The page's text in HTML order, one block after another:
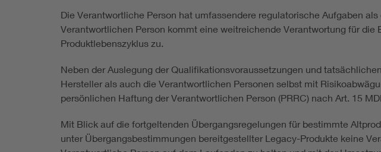
Die Verantwortliche Person hat umfassendere regulatorische Aufgaben
Verantwortlichen Person kommt eine weitreichende Verantwortung für
Produktlebenszyklus zu.
Neben der Auslegung der Qualifikationsvoraussetzungen und
Hersteller als auch die Verantwortlichen Personen selbst mit
persönlichen Haftung der Verantwortlichen Person (PRRC) nach Art. 15
Mit Blick auf die fortgeltenden Übergangsregelungen für bestimmte
unter Übergangsbestimmungen bereitgestellter Legacy-Produkte keine